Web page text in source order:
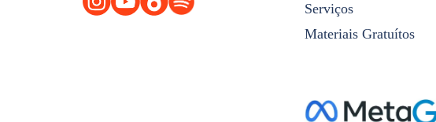
Serviços
Materiais Gratuítos